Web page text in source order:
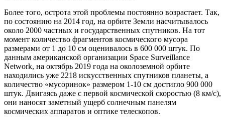
Более того, острота этой проблемы постоянно возрастает. Так,
по состоянию на 2014 год, на орбите Земли насчитывалось
около 2000 частных и государственных спутников. На тот
момент количество фрагментов космического мусора
размерами от 1 до 10 см оценивалось в 600 000 штук. По
данным американской организации Space Surveillance
Network, на октябрь 2019 года на околоземной орбите
находились уже 2218 искусственных спутников планеты, а
количество «мусоринок» размером 1-10 см достигло 900 000
штук. Двигаясь даже с первой космической скоростью (8 км/c),
они наносят заметный ущерб солнечным панелям
космических аппаратов и оптике телескопов.